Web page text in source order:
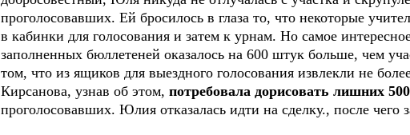
проголосовавших. Ей бросилось в глаза то, что некоторые
в кабинки для голосования и затем к урнам. Но самое
заполненных бюллетеней оказалось на 600 штук больше, чем
том, что из ящиков для выездного голосования извлекли не
Кирсанова, узнав об этом,потребовала дорисовать лишних
проголосовавших. Юлия отказалась идти на сделку., после чего